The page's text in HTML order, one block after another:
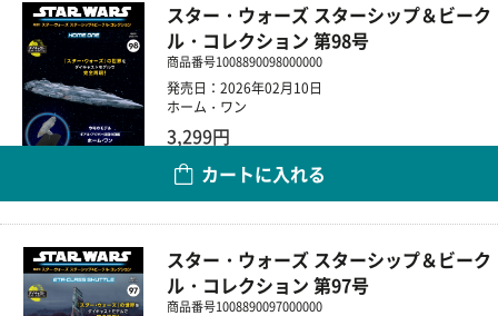
スター・ウォーズ スターシップ＆ビーク
ル・コレクション 第98号
商品番号1008890098000000
発売日：2026年02月10日
ホーム・ワン
3,299円
カートに入れる
スター・ウォーズ スターシップ＆ビーク
ル・コレクション 第97号
商品番号1008890097000000